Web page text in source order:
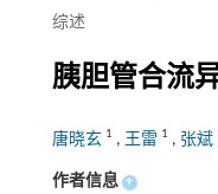
综述
胰胆管合流
唐晓玄 1 , 王雷 1 , 张斌
作者信息 +